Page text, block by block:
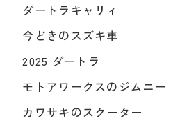
ダートラキャリィ
今どきのスズキ車
2025 ダートラ
モトアワークスのジムニー
カワサキのスクーター